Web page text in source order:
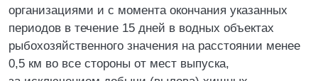
организациями и с момента окончания указанных
периодов в течение 15 дней в водных объектах
рыбохозяйственного значения на расстоянии менее
0,5 км во все стороны от мест выпуска,